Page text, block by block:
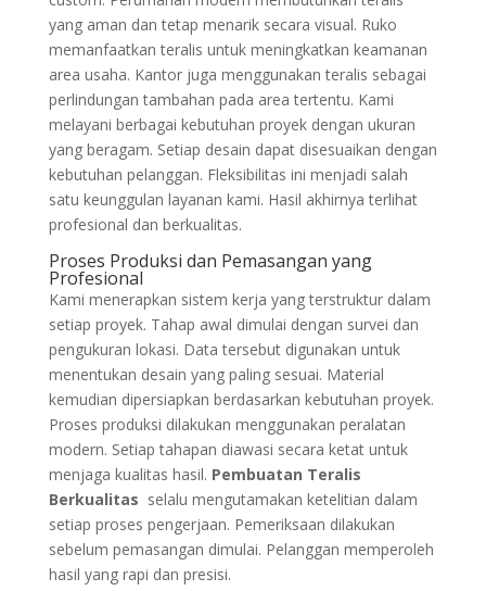
yang aman dan tetap menarik secara visual. Ruko
memanfaatkan teralis untuk meningkatkan keamanan
area usaha. Kantor juga menggunakan teralis sebagai
perlindungan tambahan pada area tertentu. Kami
melayani berbagai kebutuhan proyek dengan ukuran
yang beragam. Setiap desain dapat disesuaikan dengan
kebutuhan pelanggan. Fleksibilitas ini menjadi salah
satu keunggulan layanan kami. Hasil akhirnya terlihat
profesional dan berkualitas.
Proses Produksi dan Pemasangan yang
Profesional
Kami menerapkan sistem kerja yang terstruktur dalam
setiap proyek. Tahap awal dimulai dengan survei dan
pengukuran lokasi. Data tersebut digunakan untuk
menentukan desain yang paling sesuai. Material
kemudian dipersiapkan berdasarkan kebutuhan proyek.
Proses produksi dilakukan menggunakan peralatan
modern. Setiap tahapan diawasi secara ketat untuk
menjaga kualitas hasil. Pembuatan Teralis
Berkualitas selalu mengutamakan ketelitian dalam
setiap proses pengerjaan. Pemeriksaan dilakukan
sebelum pemasangan dimulai. Pelanggan memperoleh
hasil yang rapi dan presisi.